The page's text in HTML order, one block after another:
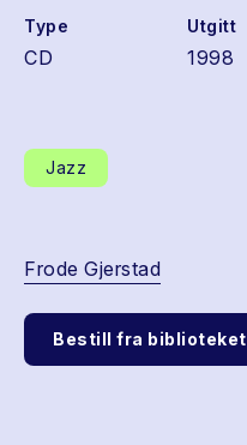
Type
CD
Utgitt
1998
Jazz
Frode Gjerstad
Bestill fra biblioteket